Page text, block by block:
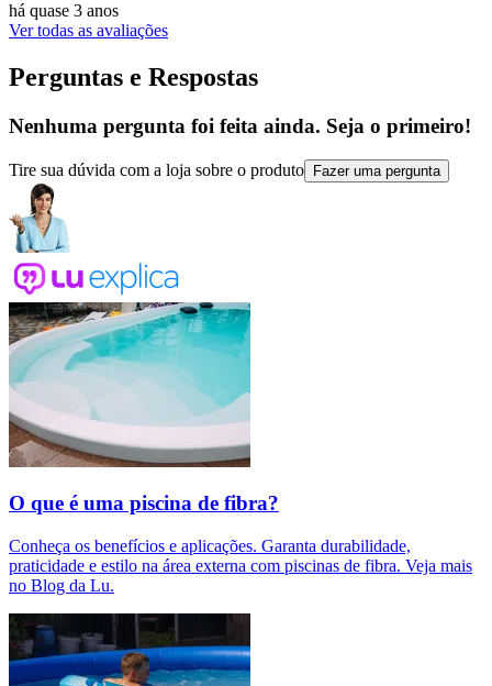
há quase 3 anos
Ver todas as avaliações
Perguntas e Respostas
Nenhuma pergunta foi feita ainda. Seja o primeiro!
Tire sua dúvida com a loja sobre o produto Fazer uma pergunta
O que é uma piscina de fibra?
Conheça os benefícios e aplicações. Garanta durabilidade,
praticidade e estilo na área externa com piscinas de fibra. Veja mais
no Blog da Lu.